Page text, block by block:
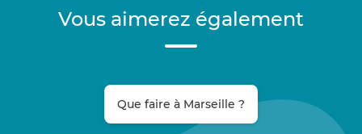
Vous aimerez également
Que faire à Marseille ?